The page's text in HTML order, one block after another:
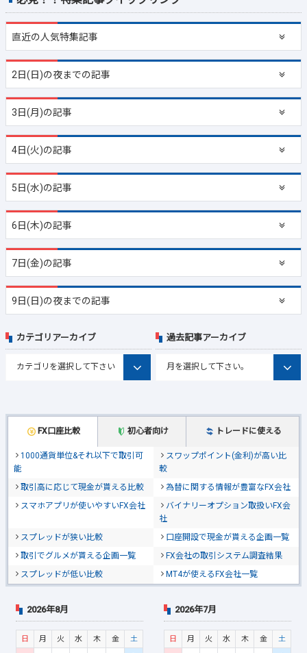
直近の人気特集記事
2日(日)の夜までの記事
3日(月)の記事
4日(火)の記事
5日(水)の記事
6日(木)の記事
7日(金)の記事
9日(日)の夜までの記事
FX口座比較 初心者向け トレードに使える
1000通貨単位&それ以下で取引可
能
スワップポイント(金利)が高い比
較
取引高に応じて現金が貰える比較
為替に関する情報が豊富なFX会社
スマホアプリが使いやすいFX会社
バイナリーオプション取扱いFX会
社
スプレッドが狭い比較
口座開設で現金が貰える企画一覧
取引でグルメが貰える企画一覧
FX会社の取引システム調査結果
スプレッドが低い比較
MT4が使えるFX会社一覧
カテゴリアーカイブ 過去記事アーカイブ
2026年8月
日 月 火 水 木 金
土
2026年7月
日 月 火 水 木 金
土